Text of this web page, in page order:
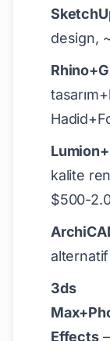
design,
kalite
$500-
alternatif
3ds
Effects